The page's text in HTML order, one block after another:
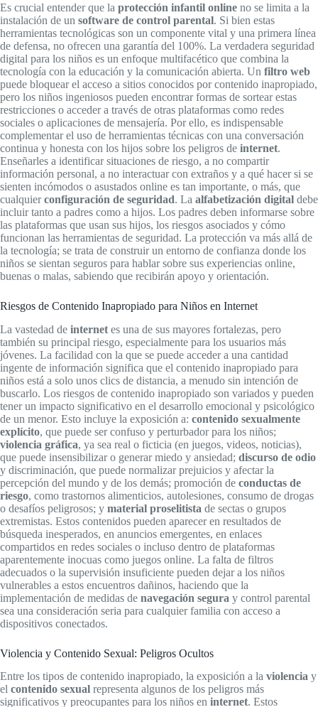
Es crucial entender que la protección infantil online no se limita a la
instalación de un software de control parental. Si bien estas
herramientas tecnológicas son un componente vital y una primera línea
de defensa, no ofrecen una garantía del 100%. La verdadera seguridad
digital para los niños es un enfoque multifacético que combina la
tecnología con la educación y la comunicación abierta. Un filtro web
puede bloquear el acceso a sitios conocidos por contenido inapropiado,
pero los niños ingeniosos pueden encontrar formas de sortear estas
restricciones o acceder a través de otras plataformas como redes
sociales o aplicaciones de mensajería. Por ello, es indispensable
complementar el uso de herramientas técnicas con una conversación
continua y honesta con los hijos sobre los peligros de internet.
Enseñarles a identificar situaciones de riesgo, a no compartir
información personal, a no interactuar con extraños y a qué hacer si se
sienten incómodos o asustados online es tan importante, o más, que
cualquierconfiguración de seguridad. La alfabetización digital debe
incluir tanto a padres como a hijos. Los padres deben informarse sobre
las plataformas que usan sus hijos, los riesgos asociados y cómo
funcionan las herramientas de seguridad. La protección va más allá de
la tecnología; se trata de construir un entorno de confianza donde los
niños se sientan seguros para hablar sobre sus experiencias online,
buenas o malas, sabiendo que recibirán apoyo y orientación.
Riesgos de Contenido Inapropiado para Niños en Internet
La vastedad de internet es una de sus mayores fortalezas, pero
también su principal riesgo, especialmente para los usuarios más
jóvenes. La facilidad con la que se puede acceder a una cantidad
ingente de información significa que el contenido inapropiado para
niños está a solo unos clics de distancia, a menudo sin intención de
buscarlo. Los riesgos de contenido inapropiado son variados y pueden
tener un impacto significativo en el desarrollo emocional y psicológico
de un menor. Esto incluye la exposición a: contenido sexualmente
explícito, que puede ser confuso y perturbador para los niños;
violencia gráfica, ya sea real o ficticia (en juegos, videos, noticias),
que puede insensibilizar o generar miedo y ansiedad; discurso de odio
y discriminación, que puede normalizar prejuicios y afectar la
percepción del mundo y de los demás; promoción de conductas de
riesgo, como trastornos alimenticios, autolesiones, consumo de drogas
o desafíos peligrosos; y material proselitista de sectas o grupos
extremistas. Estos contenidos pueden aparecer en resultados de
búsqueda inesperados, en anuncios emergentes, en enlaces
compartidos en redes sociales o incluso dentro de plataformas
aparentemente inocuas como juegos online. La falta de filtros
adecuados o la supervisión insuficiente pueden dejar a los niños
vulnerables a estos encuentros dañinos, haciendo que la
implementación de medidas de navegación segura y control parental
sea una consideración seria para cualquier familia con acceso a
dispositivos conectados.
Violencia y Contenido Sexual: Peligros Ocultos
Entre los tipos de contenido inapropiado, la exposición a la violencia y
el contenido sexual representa algunos de los peligros más
significativos y preocupantes para los niños en internet. Estos